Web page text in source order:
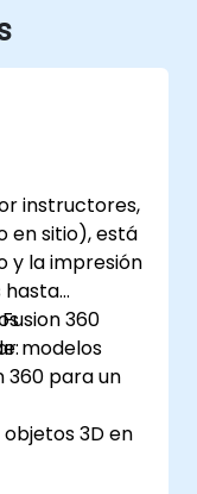
instructores,
en sitio), está
y la impresión
hasta
360
modelos
360 para un
3D en